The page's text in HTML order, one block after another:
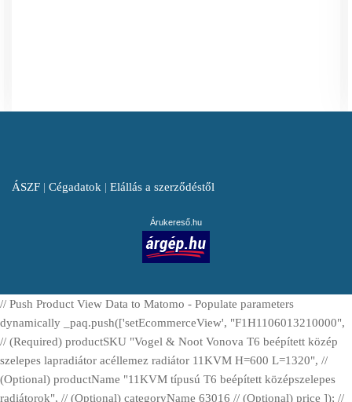
ÁSZF | Cégadatok | Elállás a szerződéstől
Árukereső.hu
// Push Product View Data to Matomo - Populate parameters
dynamically _paq.push(['setEcommerceView', "F1H1106013210000",
// (Required) productSKU "Vogel & Noot Vonova T6 beépített közép
szelepes lapradiátor acéllemez radiátor 11KVM H=600 L=1320", //
(Optional) productName "11KVM típusú T6 beépített középszelepes
radiátorok", // (Optional) categoryName 63016 // (Optional) price ]); //